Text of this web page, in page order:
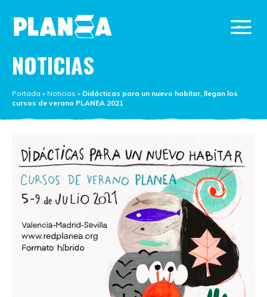
NOTICIAS
Portada » Noticias » Didácticas para un nuevo habitar, llegan los
cursos de verano PLANEA 2021